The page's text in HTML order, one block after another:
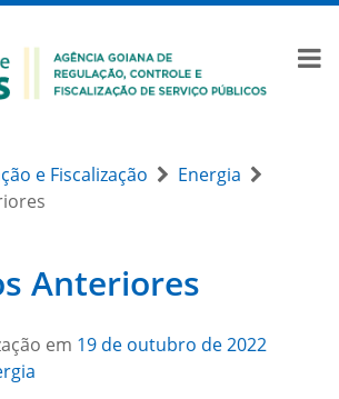
e Fiscalização
Energia
Anteriores
em 19 de outubro de 2022